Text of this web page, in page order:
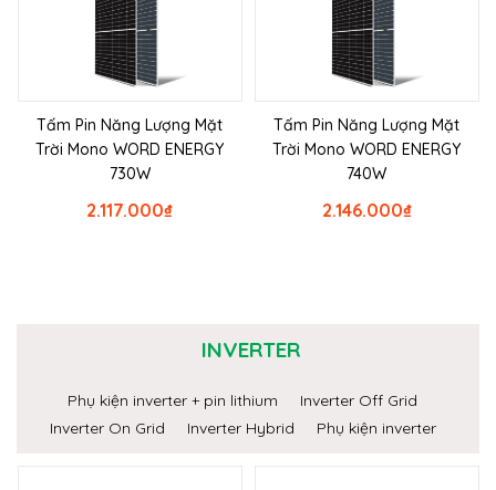
Tấm Pin Năng Lượng Mặt
Trời Mono WORD ENERGY
730W
₫
2.117.000
Tấm Pin Năng Lượng Mặt
Trời Mono WORD ENERGY
740W
₫
2.146.000
INVERTER
Phụ kiện inverter + pin lithium
Inverter Off Grid
Inverter On Grid
Inverter Hybrid Phụ kiện inverter